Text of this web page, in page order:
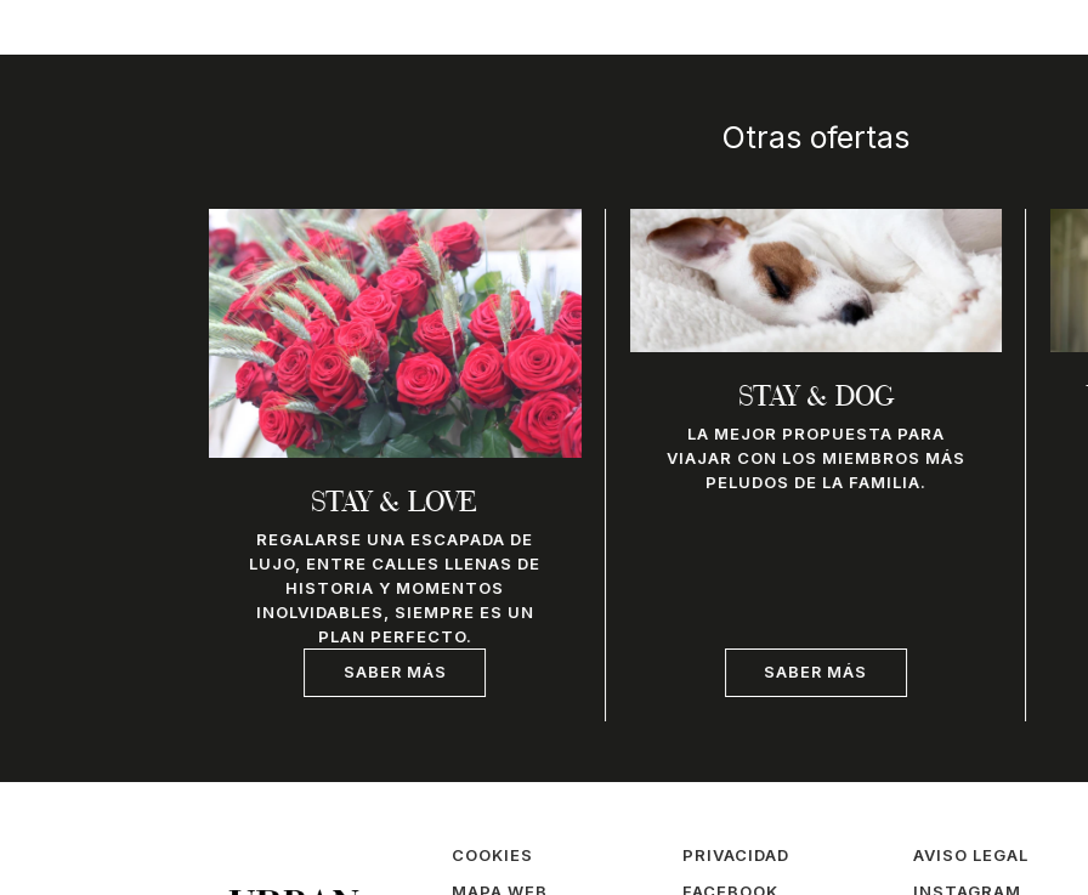
Otras ofertas
STAY & LOVE
REGALARSE UNA ESCAPADA DE
LUJO, ENTRE CALLES LLENAS DE
HISTORIA Y MOMENTOS
INOLVIDABLES, SIEMPRE ES UN
PLAN PERFECTO.
SABER MÁS
STAY & DOG
LA MEJOR PROPUESTA PARA
VIAJAR CON LOS MIEMBROS MÁS
PELUDOS DE LA FAMILIA.
SABER MÁS
COOKIES PRIVACIDAD
AVISO LEGAL
MAPA WEB
FACEBOOK
INSTAGRAM